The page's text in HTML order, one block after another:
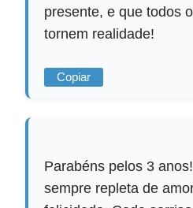
presente, e que todos
tornem realidade!
Copiar
Parabéns pelos 3
sempre repleta de